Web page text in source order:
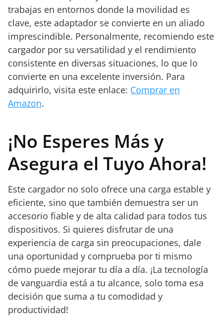
trabajas en entornos donde la movilidad es
clave, este adaptador se convierte en un aliado
imprescindible. Personalmente, recomiendo este
cargador por su versatilidad y el rendimiento
consistente en diversas situaciones, lo que lo
convierte en una excelente inversión. Para
adquirirlo, visita este enlace: Comprar en
Amazon.
¡No Esperes Más y
Asegura el Tuyo Ahora!
Este cargador no solo ofrece una carga estable y
eficiente, sino que también demuestra ser un
accesorio fiable y de alta calidad para todos tus
dispositivos. Si quieres disfrutar de una
experiencia de carga sin preocupaciones, dale
una oportunidad y comprueba por ti mismo
cómo puede mejorar tu día a día. ¡La tecnología
de vanguardia está a tu alcance, solo toma esa
decisión que suma a tu comodidad y
productividad!